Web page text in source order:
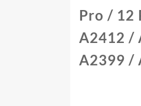
Pro / 12
A2412 /
A2399 /